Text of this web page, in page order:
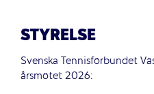
STYRELSE
Svenska Tennisförbundet
årsmötet 2026: